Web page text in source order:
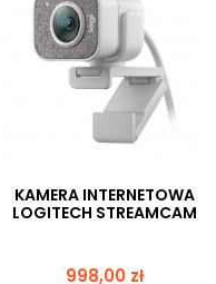
KAMERA INTERNETOWA
LOGITECH STREAMCAM
Cena
998,00 zł